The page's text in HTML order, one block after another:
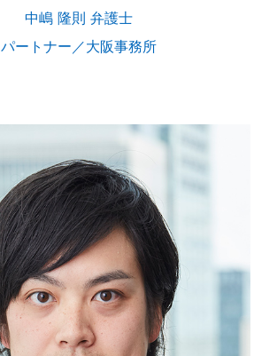
中嶋 隆則 弁護士
パートナー／大阪事務所